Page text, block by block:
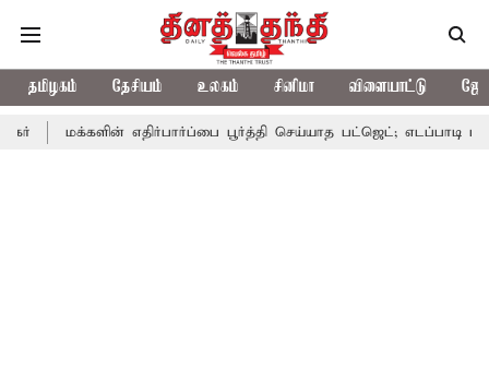
தமிழகம் தேசியம் உலகம் சினிமா விளையாட்டு
எதிர்பார்ப்பை பூர்த்தி செய்யாத பட்ஜெட்; எடப்பாடி பழனிசாமி